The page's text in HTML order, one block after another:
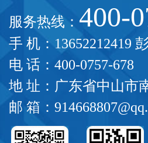
服务热线： 400-
手 机：13652212419
电 话：400-0757-678
地 址：广东省中山市
邮 箱：